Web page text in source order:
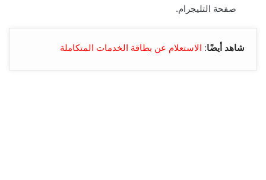
صفحة التليجرام.
شاهد أيضًا: الاستعلام عن بطاقة الخدمات المتكاملة